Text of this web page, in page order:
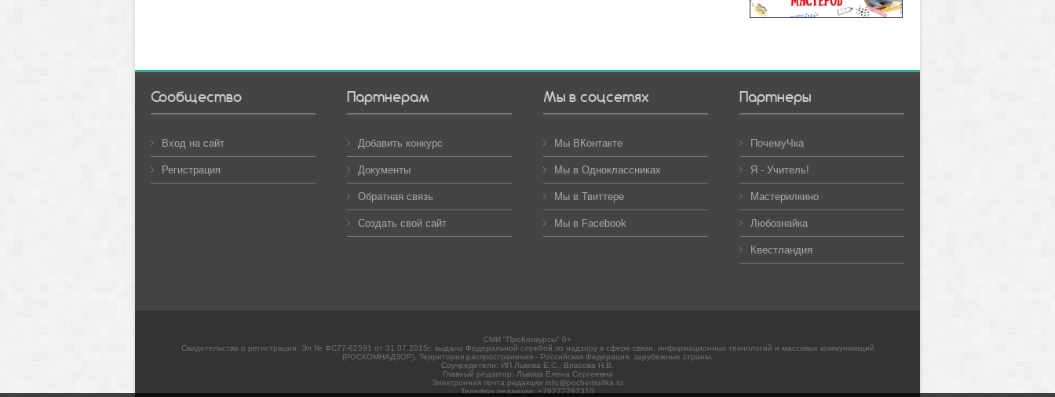
Сообщество
Вход на сайт
Регистрация
Партнерам
Добавить конкурс
Документы
Обратная связь
Создать свой сайт
Мы в соцсетях
Мы ВКонтакте
Мы в Одноклассниках
Мы в Твиттере
Мы в Facebook
Партнеры
ПочемуЧка
Я - Учитель!
Мастерилкино
Любознайка
Квестландия
СМИ "ПроКонкурсы" 0+
Свидетельство о регистрации: Эл № ФС77-62591 от 31.07.2015г. выдано Федеральной службой по надзору в сфере связи, информационных технологий и массовых коммуникаций
(РОСКОМНАДЗОР). Территория распространения - Российская Федерация, зарубежные страны.
Соучредители: ИП Львова Е.С., Власова Н.В.
Главный редактор: Львова Елена Сергеевна
Электронная почта редакции info@pochemu4ka.ru
Телефон редакции: +79277797310